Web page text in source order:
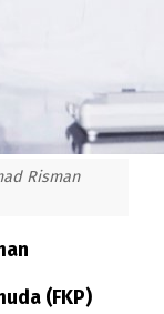
Risman
(FKP)